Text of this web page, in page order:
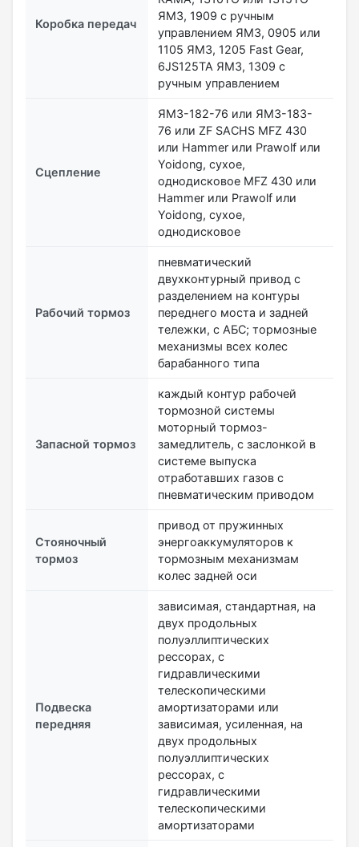
Коробка передач
ЯМЗ, 1909 с ручным
управлением ЯМЗ, 0905 или
1105 ЯМЗ, 1205 Fast Gear,
6JS125ТА ЯМЗ, 1309 с
ручным управлением
Сцепление
ЯМЗ-182-76 или ЯМЗ-183-
76 или ZF SACHS MFZ 430
или Hammer или Prawolf или
Yoidong, сухое,
однодисковое MFZ 430 или
Hammer или Prawolf или
Yoidong, сухое,
однодисковое
Рабочий тормоз
пневматический
двухконтурный привод с
разделением на контуры
переднего моста и задней
тележки, с АБС; тормозные
механизмы всех колес
барабанного типа
Запасной тормоз
каждый контур рабочей
тормозной системы
моторный тормоз-
замедлитель, с заслонкой в
системе выпуска
отработавших газов с
пневматическим приводом
Стояночный
тормоз
привод от пружинных
энергоаккумуляторов к
тормозным механизмам
колес задней оси
Подвеска
передняя
зависимая, стандартная, на
двух продольных
полуэллиптических
рессорах, с
гидравлическими
телескопическими
амортизаторами или
зависимая, усиленная, на
двух продольных
полуэллиптических
рессорах, с
гидравлическими
телескопическими
амортизаторами